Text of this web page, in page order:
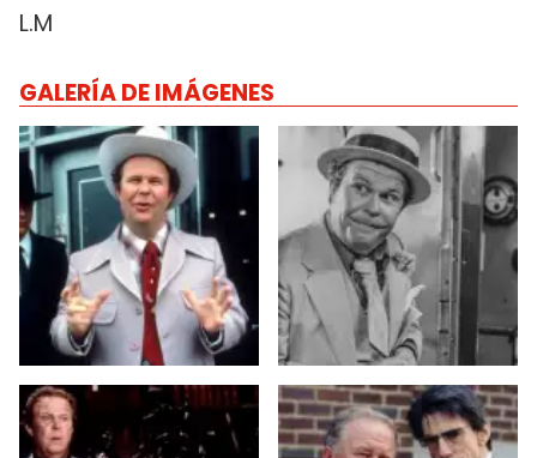
L.M
GALERÍA DE IMÁGENES